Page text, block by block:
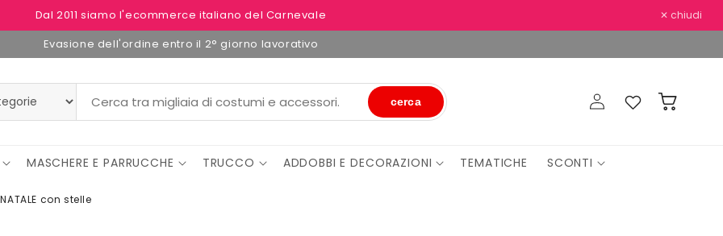
Dal 2011 siamo l'ecommerce italiano del Carnevale ✕ chiudi
Evasione dell'ordine entro il 2° giorno lavorativo
Accedi Preferiti Carrello
cerca
MASCHERE E PARRUCCHE TRUCCO ADDOBBI E DECORAZIONI TEMATICHE SCONTI
con stelle